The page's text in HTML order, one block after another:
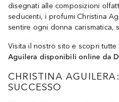
disegnati alle composizioni
seducenti, i profumi Christina
sentire ogni donna carismatica,
Visita il nostro sito e scopri tutte
Aguilera disponibili online da
CHRISTINA
SUCCESSO